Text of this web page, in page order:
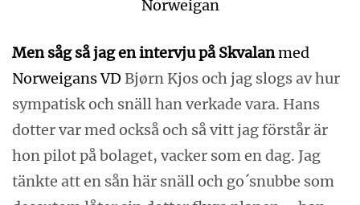
Norweigan
Men såg så jag en intervju på Skvalanmed
Norweigans VD Bjørn Kjos och jag slogs av hur
sympatisk och snäll han verkade vara. Hans
dotter var med också och så vitt jag förstår är
hon pilot på bolaget, vacker som en dag. Jag
tänkte att en sån här snäll och go´snubbe som